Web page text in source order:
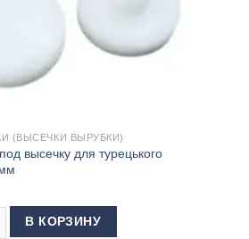
пресса 22 мм
(ВЫСЕЧКИ ВЫРУБКИ)
высечку для турецького
товара Подставка под высечку для
В КОРЗИНУ